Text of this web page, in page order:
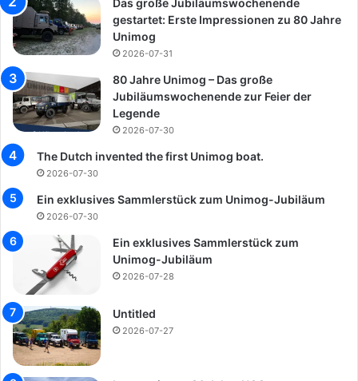
gestartet: Erste Impressionen zu 80 Jahre
Unimog
2026-07-31
80 Jahre Unimog – Das große
Jubiläumswochenende zur Feier der
Legende
2026-07-30
The Dutch invented the first Unimog boat.
2026-07-30
Ein exklusives Sammlerstück zum Unimog-Jubiläum
2026-07-30
Ein exklusives Sammlerstück zum
Unimog-Jubiläum
2026-07-28
Untitled
2026-07-27